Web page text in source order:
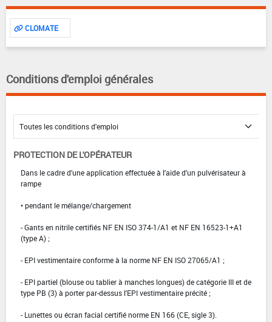
CLOMATE
Conditions d'emploi générales
PROTECTION DE L'OPÉRATEUR
Dans le cadre d'une application effectuée à l'aide d'un pulvérisateur à
rampe
• pendant le mélange/chargement
- Gants en nitrile certifiés NF EN ISO 374-1/A1 et NF EN 16523-1+A1
(type A) ;
- EPI vestimentaire conforme à la norme NF EN ISO 27065/A1 ;
- EPI partiel (blouse ou tablier à manches longues) de catégorie III et de
type PB (3) à porter par-dessus l'EPI vestimentaire précité ;
- Lunettes ou écran facial certifié norme EN 166 (CE, sigle 3).